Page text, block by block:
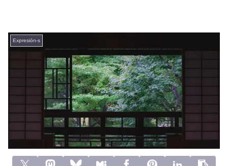
Expresión-s